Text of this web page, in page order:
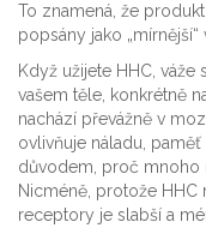
To znamená, že
popsány jako „mírnější“
Když užijete HHC,
vašem těle, konkrétně
nachází převážně v
ovlivňuje náladu, paměť
důvodem, proč mnoho
Nicméně, protože HHC
receptory je slabší a